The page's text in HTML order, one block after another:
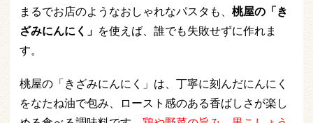
まるでお店のようなおしゃれなパスタも、 桃屋の「き
ざみにんにく」 を使えば、誰でも失敗せずに作れま
す。
桃屋の「きざみにんにく」は、丁寧に刻んだにんにく
をなたね油で包み、ロースト感のある香ばしさが楽し